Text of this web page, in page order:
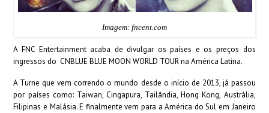
Imagem: fncent.com
A FNC Entertainment acaba de divulgar os países e os preços dos
ingressos do CNBLUE BLUE MOON WORLD TOUR na América Latina.
A Turne que vem correndo o mundo desde o início de 2013, já passou
por países como: Taiwan, Cingapura, Tailândia, Hong Kong, Austrália,
Filipinas e Malásia. E finalmente vem para a América do Sul em Janeiro